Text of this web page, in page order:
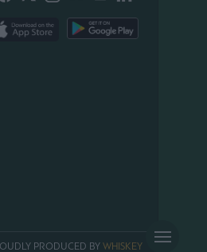
PRODUCED BY WHISKEY